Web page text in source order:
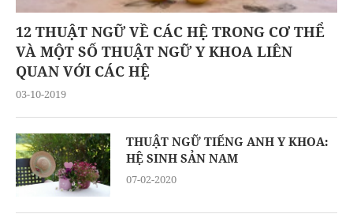
12 THUẬT NGỮ VỀ CÁC HỆ TRONG CƠ THỂ
VÀ MỘT SỐ THUẬT NGỮ Y KHOA LIÊN
QUAN VỚI CÁC HỆ
03-10-2019
THUẬT NGỮ TIẾNG ANH Y KHOA:
HỆ SINH SẢN NAM
07-02-2020